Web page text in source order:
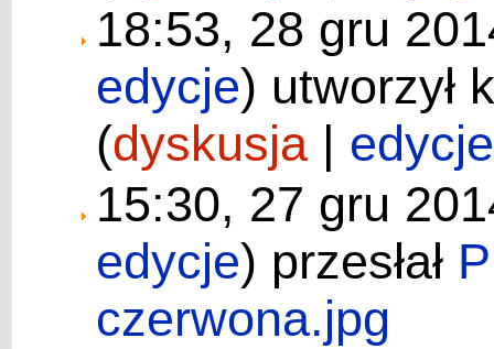
18:53, 28 gru
edycje) utworzył
(dyskusja | edycje
15:30, 27 gru
edycje) przesłał
czerwona.jpg